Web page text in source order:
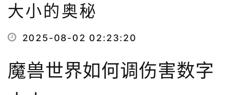
大小的奥秘
2025-08-02 02:23:20
魔兽世界如何调伤害数字